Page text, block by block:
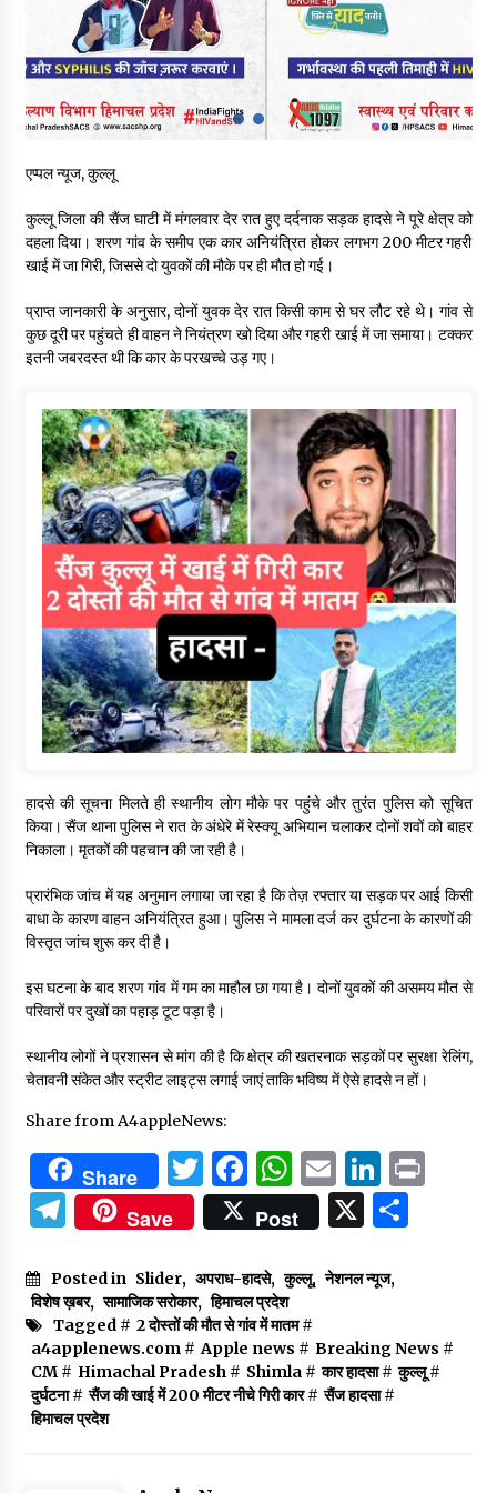
पिंजौर-बद्दी फोरलेन परियोजना को मिली बड़ी गति, 378.48 करोड़ की लागत
से बैलेंस कार्य का अवार्ड जारी : हर्ष महाजन
05/08/2026
वन विभाग एवं रेड क्रॉस सोसायटी के संयुक्त तत्वावधान में शूराला में वृक्षारोपण
अभियान आयोजित
हिमाचल में प्रतिशोध की राजनीति के खिलाफ भाजपा ने शिमला CM आवास
ओकओवर घेराव में किया शक्ति प्रदर्शन
05/08/2026
भवन एवं अन्य सन्निर्माण कामगार शीघ्र करवाएं ई-श्रम पोर्टल पर पंजीकरण
05/08/2026
ऊना में PWD का जेई 8 हजार रुपये रिश्वत लेते गिरफ्तार, ठेकेदार का बिल
पास करने के लिए मांगी थी घूस
05/08/2026
एप्पल न्यूज, कुल्लू
कुल्लू जिला की सैंज घाटी में मंगलवार देर रात हुए दर्दनाक सड़क हादसे ने पूरे क्षेत्र को
दहला दिया। शरण गांव के समीप एक कार अनियंत्रित होकर लगभग 200 मीटर गहरी
खाई में जा गिरी, जिससे दो युवकों की मौके पर ही मौत हो गई।
प्राप्त जानकारी के अनुसार, दोनों युवक देर रात किसी काम से घर लौट रहे थे। गांव से
कुछ दूरी पर पहुंचते ही वाहन ने नियंत्रण खो दिया और गहरी खाई में जा समाया। टक्कर
इतनी जबरदस्त थी कि कार के परखच्चे उड़ गए।
हादसे की सूचना मिलते ही स्थानीय लोग मौके पर पहुंचे और तुरंत पुलिस को सूचित
किया। सैंज थाना पुलिस ने रात के अंधेरे में रेस्क्यू अभियान चलाकर दोनों शवों को बाहर
निकाला। मृतकों की पहचान की जा रही है।
प्रारंभिक जांच में यह अनुमान लगाया जा रहा है कि तेज़ रफ्तार या सड़क पर आई किसी
बाधा के कारण वाहन अनियंत्रित हुआ। पुलिस ने मामला दर्ज कर दुर्घटना के कारणों की
विस्तृत जांच शुरू कर दी है।
इस घटना के बाद शरण गांव में गम का माहौल छा गया है। दोनों युवकों की असमय मौत से
परिवारों पर दुखों का पहाड़ टूट पड़ा है।
स्थानीय लोगों ने प्रशासन से मांग की है कि क्षेत्र की खतरनाक सड़कों पर सुरक्षा रेलिंग,
चेतावनी संकेत और स्ट्रीट लाइट्स लगाई जाएं ताकि भविष्य में ऐसे हादसे न हों।
Share from A4appleNews:
Share Twitter
Facebook
WhatsApp
Email
Telegram
Save Post X
Posted in Slider, अपराध-हादसे, कुल्लू, नेशनल न्यूज,
विशेष ख़बर, सामाजिक सरोकार, हिमाचल प्रदेश
Tagged # 2 दोस्तों की मौत से गांव में मातम#
a4applenews.com # Apple news # Breaking News #
CM# Himachal Pradesh # Shimla# कार हादसा# कुल्लू#
दुर्घटना# सैंज की खाई में 200 मीटर नीचे गिरी कार# सैंज हादसा#
हिमाचल प्रदेश